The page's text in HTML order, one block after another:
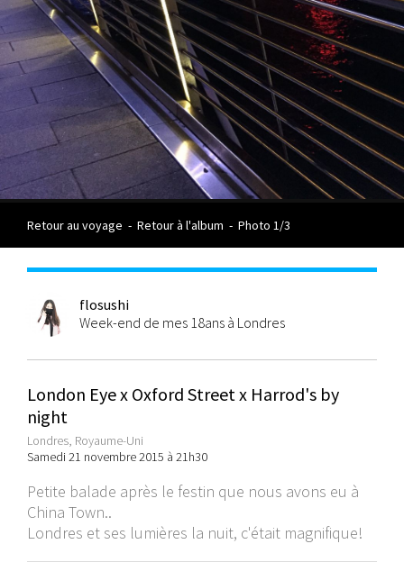
Retour au voyage - Retour à l'album - Photo 1/3
flosushi
Week-end de mes 18ans à Londres
London Eye x Oxford Street x Harrod's by
night
Londres, Royaume-Uni
Samedi 21 novembre 2015 à 21h30
Petite balade après le festin que nous avons eu à
China Town..
Londres et ses lumières la nuit, c'était magnifique!